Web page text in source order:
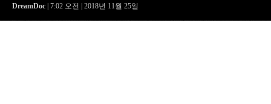
DreamDoc | 7:02 오전 | 2018년 11월 25일